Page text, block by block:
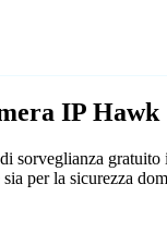
IP Hawk
per la sicurezza